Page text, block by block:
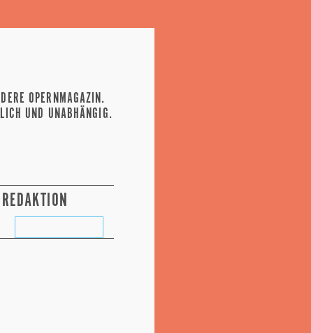
OPERNMAGAZIN.
UND UNABHÄNGIG.
REDAKTION